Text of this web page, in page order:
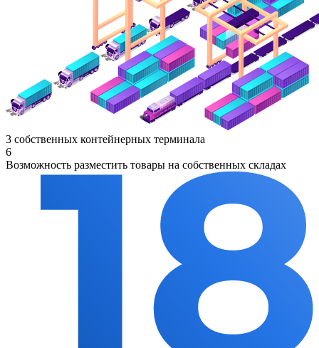
3 собственных контейнерных терминала
6
Возможность разместить товары на собственных складах